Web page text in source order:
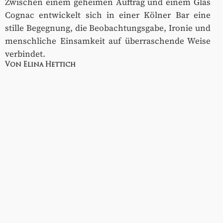
Cognac entwickelt sich in einer Kölner Bar eine
stille Begegnung, die Beobachtungsgabe, Ironie und
menschliche Einsamkeit auf überraschende Weise
verbindet.
Von Elina Hettich